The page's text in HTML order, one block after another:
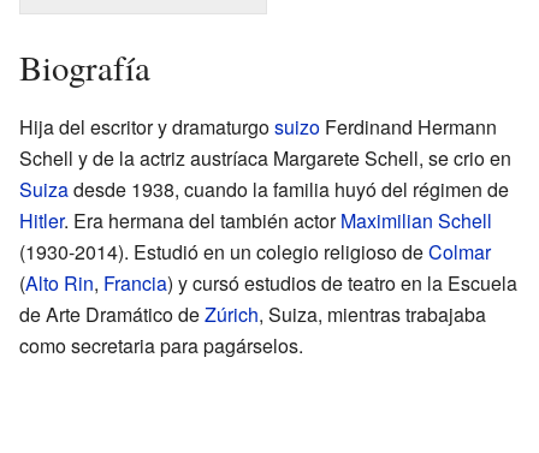
Biografía
Hija del escritor y dramaturgosuizo Ferdinand Hermann
Schell y de la actriz austríaca Margarete Schell, se crio en
Suizadesde 1938, cuando la familia huyó del régimen de
Hitler. Era hermana del también actorMaximilian Schell
(1930-2014). Estudió en un colegio religioso deColmar
(Alto Rin, Francia) y cursó estudios de teatro en la Escuela
de Arte Dramático deZúrich, Suiza, mientras trabajaba
como secretaria para pagárselos.